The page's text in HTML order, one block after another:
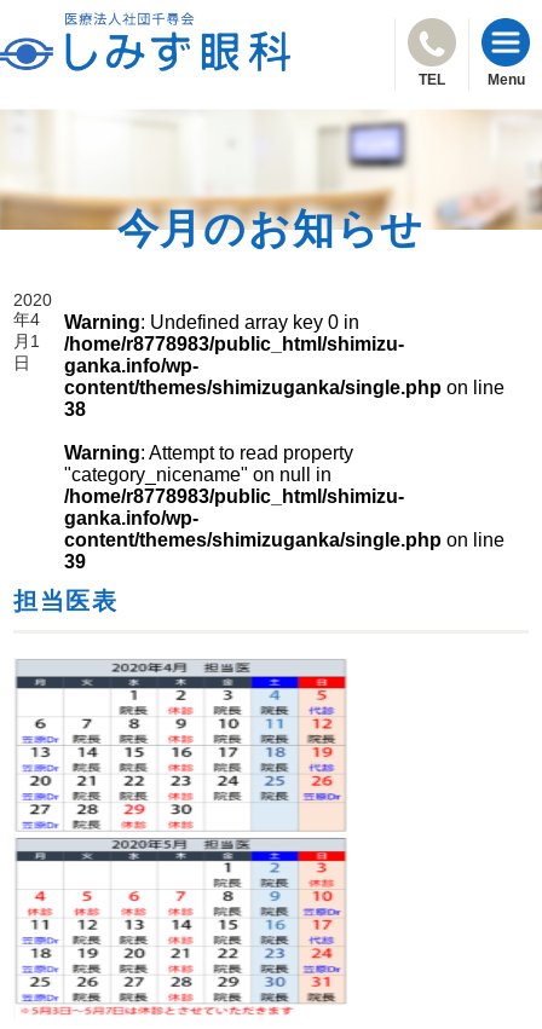
TEL Menu
今月のお知らせ
2020
年4
月1
日
Warning: Undefined array key 0 in
/home/r8778983/public_html/shimizu-
ganka.info/wp-
content/themes/shimizuganka/single.php on line
38
Warning: Attempt to read property
"category_nicename" on null in
/home/r8778983/public_html/shimizu-
ganka.info/wp-
content/themes/shimizuganka/single.php on line
39
担当医表